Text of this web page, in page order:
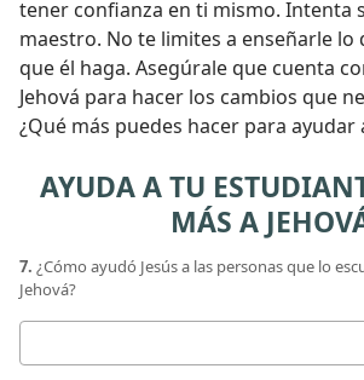
tener confianza en ti mismo. Intenta
maestro. No te limites a enseñarle lo
que él haga. Asegúrale que cuenta
Jehová para hacer los cambios que
¿Qué más puedes hacer para ayudar
AYUDA A TU
MÁS A
7. ¿Cómo ayudó Jesús a las personas que lo
Jehová?